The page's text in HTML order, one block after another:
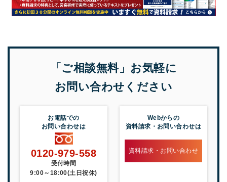
「ご相談無料」お気軽に
お問い合わせください
お電話での
お問い合わせは
0120-979-558
受付時間
9:00～18:00(土日祝休)
Webからの
資料請求・お問い合わせは
資料請求・お問い合わせ